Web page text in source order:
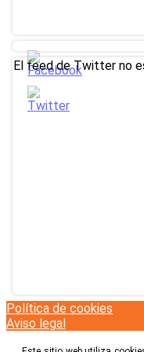
El feed de Twitter no
Política de cookies
Aviso legal